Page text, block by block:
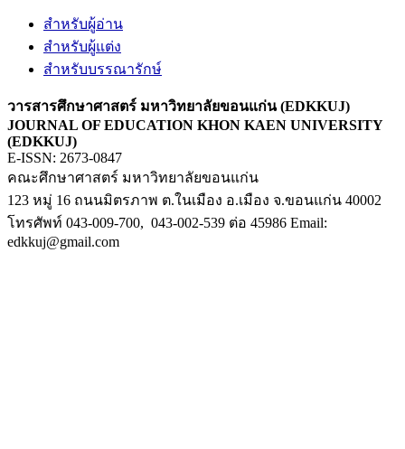
สำหรับผู้อ่าน
สำหรับผู้แต่ง
สำหรับบรรณารักษ์
วารสารศึกษาศาสตร์ มหาวิทยาลัยขอนแก่น (EDKKUJ)
JOURNAL OF EDUCATION KHON KAEN UNIVERSITY
(EDKKUJ)
E-ISSN: 2673-0847
คณะศึกษาศาสตร์ มหาวิทยาลัยขอนแก่น
123 หมู่ 16 ถนนมิตรภาพ ต.ในเมือง อ.เมือง จ.ขอนแก่น 40002
โทรศัพท์ 043-009-700, 043-002-539 ต่อ 45986 Email:
edkkuj@gmail.com